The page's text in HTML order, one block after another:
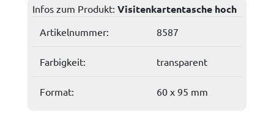
Infos zum Produkt: Visitenkartentasche hoch
Artikelnummer: 8587
Farbigkeit: transparent
Format: 60 x 95 mm